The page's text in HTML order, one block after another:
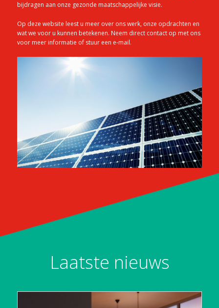
bijdragen aan onze gezonde maatschappelijke visie.
Op deze website leest u meer over ons werk, onze opdrachten en
wat we voor u kunnen betekenen. Neem direct contact op met ons
voor meer informatie of stuur een e-mail.
Laatste nieuws